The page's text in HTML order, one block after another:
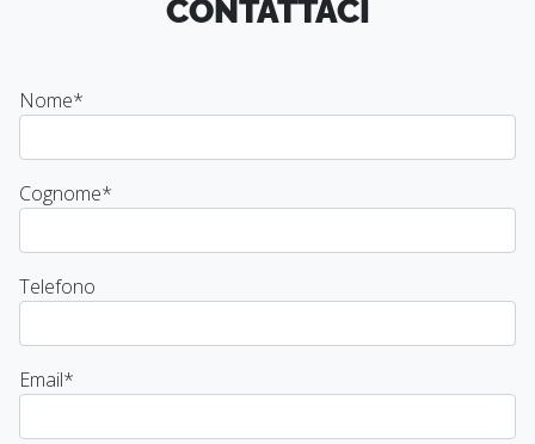
Nome*
Cognome*
Telefono
Email*